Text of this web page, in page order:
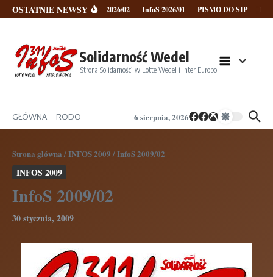
Przejdź do treści
OSTATNIE NEWSYInfoS 2026/02 InfoS 2026/01 PISMO DO SIP
Solidarność Wedel
Strona Solidarności w Lotte Wedel i Inter Europol
GŁÓWNA RODO 6 sierpnia, 2026
Strona główna /INFOS 2009 /InfoS 2009/02
INFOS 2009
InfoS 2009/02
30 stycznia, 2009